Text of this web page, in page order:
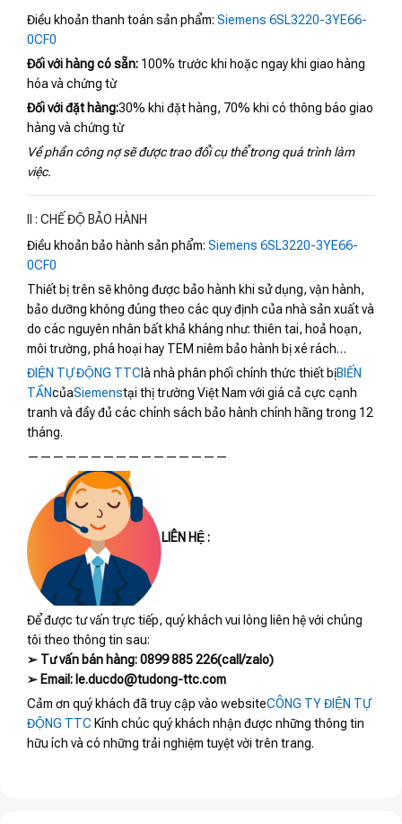
Điều khoản thanh toán sản phẩm: Siemens 6SL3220-3YE66-
0CF0
Đối với hàng có sẵn: 100% trước khi hoặc ngay khi giao hàng
hóa và chứng từ
Đối với đặt hàng:30% khi đặt hàng, 70% khi có thông báo giao
hàng và chứng từ
Về phần công nợ sẽ được trao đổi cụ thể trong quá trình làm
việc.
II : CHẾ ĐỘ BẢO HÀNH
Điều khoản bảo hành sản phẩm: Siemens 6SL3220-3YE66-
0CF0
Thiết bị trên sẽ không được bảo hành khi sử dụng, vận hành,
bảo dưỡng không đúng theo các quy định của nhà sản xuất và
do các nguyên nhân bất khả kháng như: thiên tai, hoả hoạn,
môi trường, phá hoại hay TEM niêm bảo hành bị xé rách…
ĐIỆN TỰ ĐỘNG TTC là nhà phân phối chính thức thiết bịBIẾN
TẦNcủaSiemenstại thị trường Việt Nam với giá cả cực cạnh
tranh và đầy đủ các chính sách bảo hành chính hãng trong 12
tháng.
————————————————
LIÊN HỆ :
Để được tư vấn trực tiếp, quý khách vui lòng liên hệ với chúng
tôi theo thông tin sau:
➢ Tư vấn bán hàng: 0899 885 226(call/zalo)
➢ Email: le.ducdo@tudong-ttc.com
Cảm ơn quý khách đã truy cập vào websiteCÔNG TY ĐIỆN TỰ
ĐỘNG TTC Kính chúc quý khách nhận được những thông tin
hữu ích và có những trải nghiệm tuyệt vời trên trang.